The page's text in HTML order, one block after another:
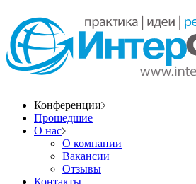
Конференции
Прошедшие
О нас
О компании
Вакансии
Отзывы
Контакты